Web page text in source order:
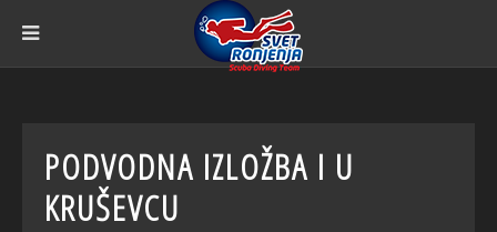
PODVODNA IZLOŽBA I U
KRUŠEVCU